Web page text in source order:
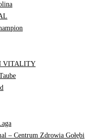
VITALITY
– Centrum Zdrowia Gołębi